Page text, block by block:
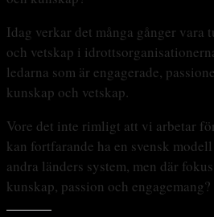
Idag verkar det många gånger vara
och vetskap i
ledarna som är engagerade,
kunskap och vetskap.
Vore det inte rimligt att vi arbetar
kan fortfarande ha en svensk
andra länders system, men där
kunskap, passion och engagemang?